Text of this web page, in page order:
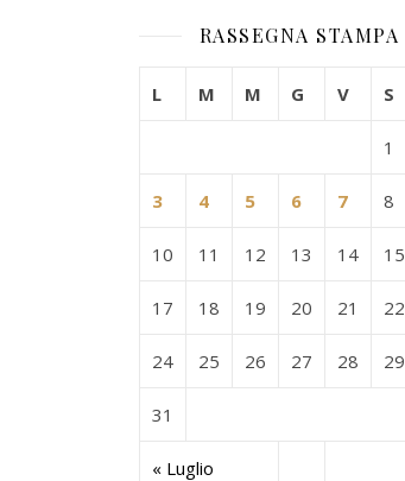
RASSEGNA STAMPA
L M M G V S
« Luglio
1
3 4 5 6 7 8
10 11 12 13 14 15
17 18 19 20 21 22
24 25 26 27 28 29
31